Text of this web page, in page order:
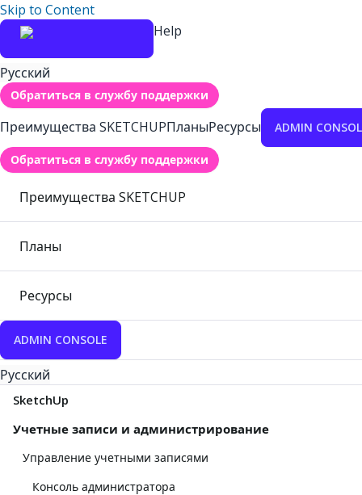
Skip to Content
Help
Русский
Обратиться в службу поддержки
Преимущества SKETCHUPПланыРесурсы ADMIN
Обратиться в службу поддержки
Преимущества SKETCHUP
Планы
Ресурсы
ADMIN CONSOLE
Русский
SketchUp
Учетные записи и администрирование
Управление учетными записями
Консоль администратора